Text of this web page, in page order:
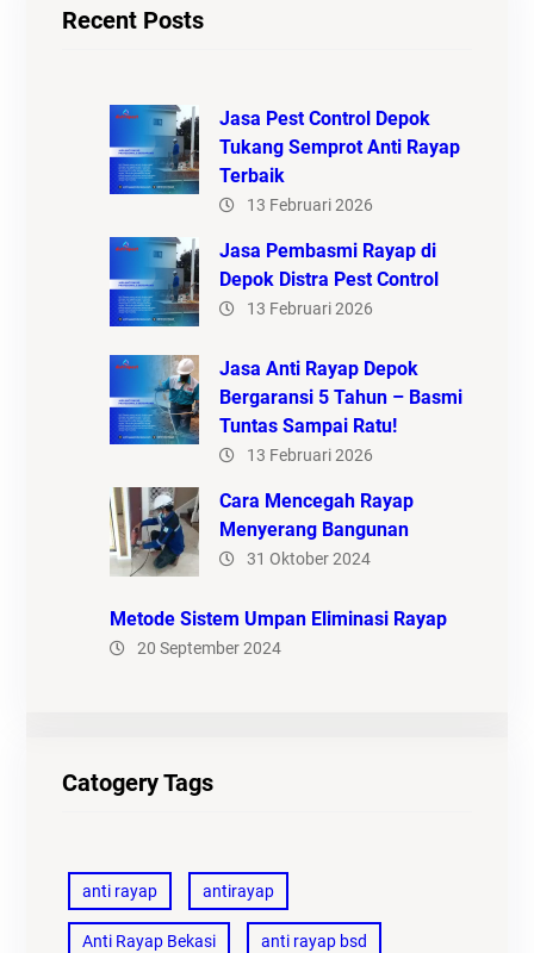
Recent Posts
Jasa Pest Control Depok
Tukang Semprot Anti Rayap
Terbaik
13 Februari 2026
Jasa Pembasmi Rayap di
Depok Distra Pest Control
13 Februari 2026
Jasa Anti Rayap Depok
Bergaransi 5 Tahun – Basmi
Tuntas Sampai Ratu!
13 Februari 2026
Cara Mencegah Rayap
Menyerang Bangunan
31 Oktober 2024
Metode Sistem Umpan Eliminasi Rayap
20 September 2024
Catogery Tags
anti rayap antirayap
Anti Rayap Bekasi anti rayap bsd